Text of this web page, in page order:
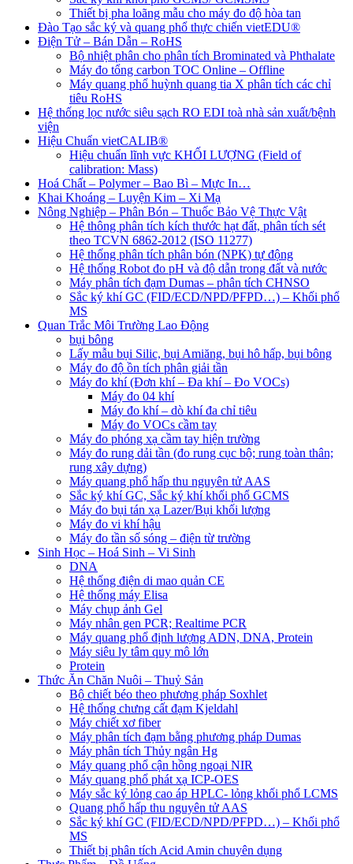
Thiết bị pha loãng mẫu cho máy đo độ hòa tan
Đào Tạo sắc ký và quang phổ thực chiến vietEDU®
Điện Tử – Bán Dẫn – RoHS
Bộ nhiệt phân cho phân tích Brominated và Phthalate
Máy đo tổng carbon TOC Online – Offline
Máy quang phổ huỳnh quang tia X phân tích các chỉ
tiêu RoHS
Hệ thống lọc nước siêu sạch RO EDI​​ toà nhà sản xuất/bệnh
viện
Hiệu Chuẩn vietCALIB®
Hiệu chuẩn lĩnh vực KHỐI LƯỢNG (Field of
calibration: Mass)
Hoá Chất – Polymer – Bao Bì – Mực In…
Khai Khoáng – Luyện Kim – Xi Mạ
Nông Nghiệp – Phân Bón – Thuốc Bảo Vệ Thực Vật
Hệ thông phân tích kích thước hạt đất, phân tích sét
theo TCVN 6862-2012 (ISO 11277)
Hệ thống phân tích phân bón (NPK) tự động
Hệ thống Robot đo pH và độ dẫn trong đất và nước
Máy phân tích đạm Dumas – phân tích CHNSO
Sắc ký khí GC (FID/ECD/NPD/PFPD…) – Khối phổ
MS
Quan Trắc Môi Trường Lao Động
bụi bông
Lấy mẫu bụi Silic, bụi Amiăng, bụi hô hấp, bụi bông
Máy đo độ ồn tích phân giải tần
Máy đo khí (Đơn khí – Đa khí – Đo VOCs)
Máy đo 04 khí
Máy đo khí – dò khí đa chỉ tiêu
Máy đo VOCs cầm tay
Máy đo phóng xạ cầm tay hiện trường
Máy đo rung dải tần (đo rung cục bộ; rung toàn thân;
rung xây dựng)
Máy quang phổ hấp thu nguyên tử AAS
Sắc ký khí GC, Sắc ký khí khối phổ GCMS
Máy đo bụi tán xạ Lazer/Bụi khối lượng
Máy đo vi khí hậu
Máy đo tần số sóng – điện từ trường
Sinh Học – Hoá Sinh – Vi Sinh
DNA
Hệ thống điện di mao quản CE
Hệ thống máy Elisa
Máy chụp ảnh Gel
Máy nhân gen PCR; Realtime PCR
Máy quang phổ định lượng ADN, DNA, Protein
Máy siêu ly tâm quy mô lớn
Protein
Thức Ăn Chăn Nuôi – Thuỷ Sản
Bộ chiết béo theo phương pháp Soxhlet
Hệ thống chưng cất đạm Kjeldahl
Máy chiết xơ fiber
Máy phân tích đạm bằng phương pháp Dumas
Máy phân tích Thủy ngân Hg
Máy quang phổ cận hồng ngoại NIR
Máy quang phổ phát xạ ICP-OES
Máy sắc ký lỏng cao áp HPLC- lỏng khối phổ LCMS
Quang phổ hấp thu nguyên tử AAS
Sắc ký khí GC (FID/ECD/NPD/PFPD…) – Khối phổ
MS
Thiết bị phân tích Acid Amin chuyên dụng